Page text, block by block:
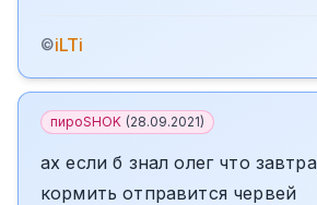
©iLTi
пироSHOK (28.09.2021)
ах если б знал олег что завтра
кормить отправится червей